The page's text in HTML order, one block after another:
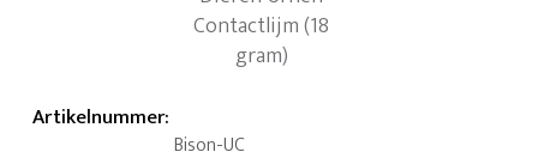
Artikelnummer:
Bison-UC